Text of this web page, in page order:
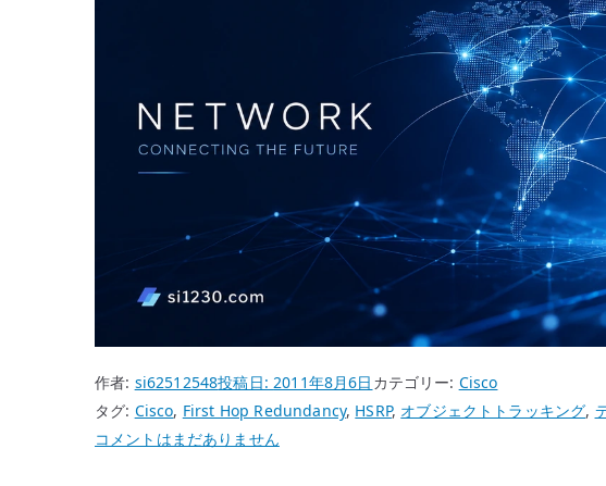
作者: si62512548投稿日:2011年8月6日 カテゴリー: Cisco
タグ: Cisco, First Hop Redundancy, HSRP, オブジェクトトラッキング,
Cisco
コメントはまだありません